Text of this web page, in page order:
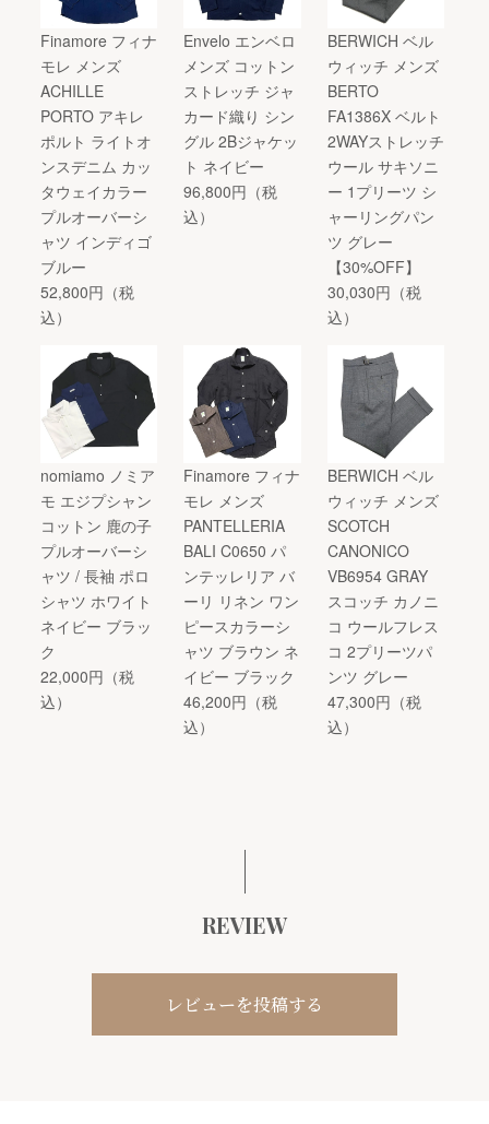
Finamore フィナ
モレ メンズ
ACHILLE
PORTO アキレ
ポルト ライトオ
ンスデニム カッ
タウェイカラー
プルオーバーシ
ャツ インディゴ
ブルー
52,800円（税
込）
Envelo エンベロ
メンズ コットン
ストレッチ ジャ
カード織り シン
グル 2Bジャケッ
ト ネイビー
96,800円（税
込）
BERWICH ベル
ウィッチ メンズ
BERTO
FA1386X ベルト
2WAYストレッチ
ウール サキソニ
ー 1プリーツ シ
ャーリングパン
ツ グレー
【30%OFF】
30,030円（税
込）
nomiamo ノミア
モ エジプシャン
コットン 鹿の子
プルオーバーシ
ャツ / 長袖 ポロ
シャツ ホワイト
ネイビー ブラッ
ク
22,000円（税
込）
Finamore フィナ
モレ メンズ
PANTELLERIA
BALI C0650 パ
ンテッレリア バ
ーリ リネン ワン
ピースカラーシ
ャツ ブラウン ネ
イビー ブラック
46,200円（税
込）
BERWICH ベル
ウィッチ メンズ
SCOTCH
CANONICO
VB6954 GRAY
スコッチ カノニ
コ ウールフレス
コ 2プリーツパ
ンツ グレー
47,300円（税
込）
REVIEW
レビューを投稿する